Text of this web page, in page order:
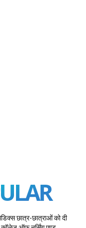
छात्र-छात्राओं को दी